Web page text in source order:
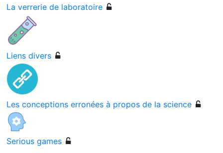
La verrerie de laboratoire
Liens divers
Les conceptions erronées à propos de la science
Serious games